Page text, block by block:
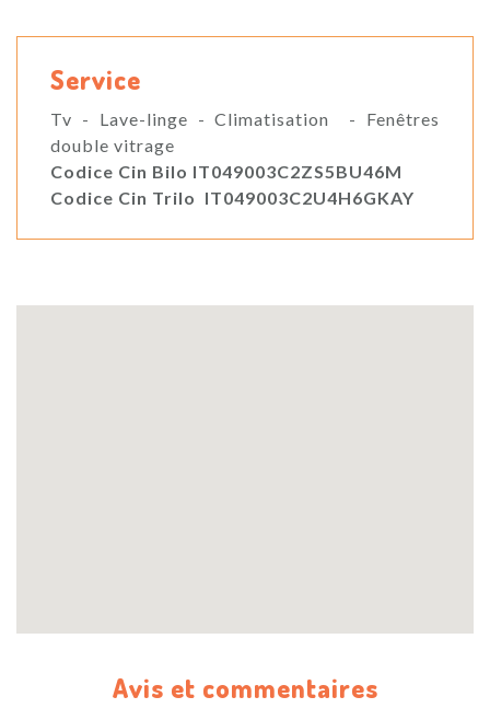
Service
Tv - Lave-linge - Climatisation - Fenêtres
double vitrage
Codice Cin Bilo IT049003C2ZS5BU46M
Codice Cin Trilo IT049003C2U4H6GKAY
Avis et commentaires